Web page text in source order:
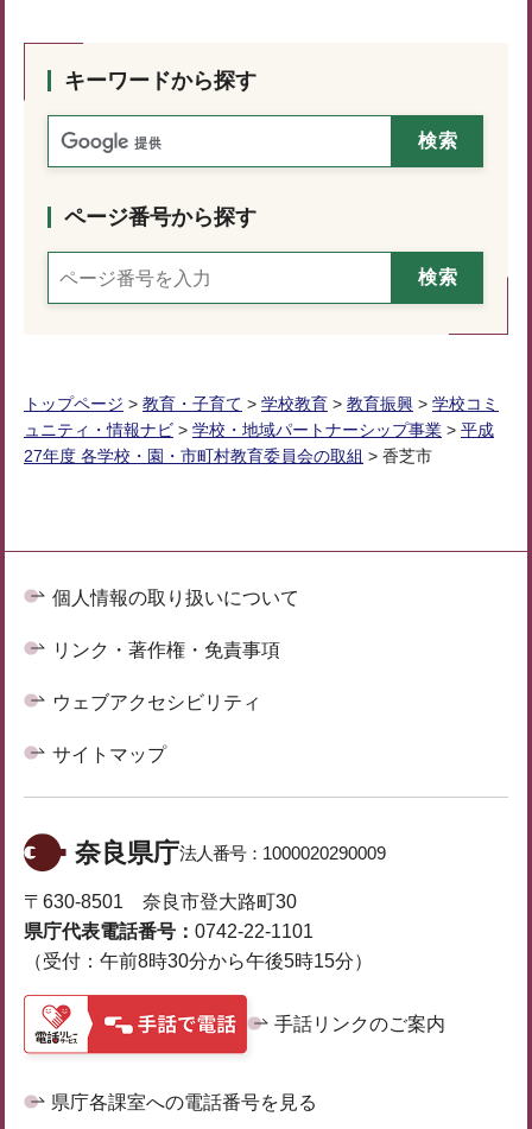
キーワードから探す
ページ番号から探す
トップページ > 教育・子育て > 学校教育 > 教育振興 > 学校コミ
ュニティ・情報ナビ > 学校・地域パートナーシップ事業 > 平成
27年度 各学校・園・市町村教育委員会の取組 > 香芝市
個人情報の取り扱いについて
リンク・著作権・免責事項
ウェブアクセシビリティ
サイトマップ
奈良県庁法人番号： 1000020290009
〒630-8501 奈良市登大路町30
県庁代表電話番号： 0742-22-1101
（受付：午前8時30分から午後5時15分）
手話リンクのご案内
県庁各課室への電話番号を見る